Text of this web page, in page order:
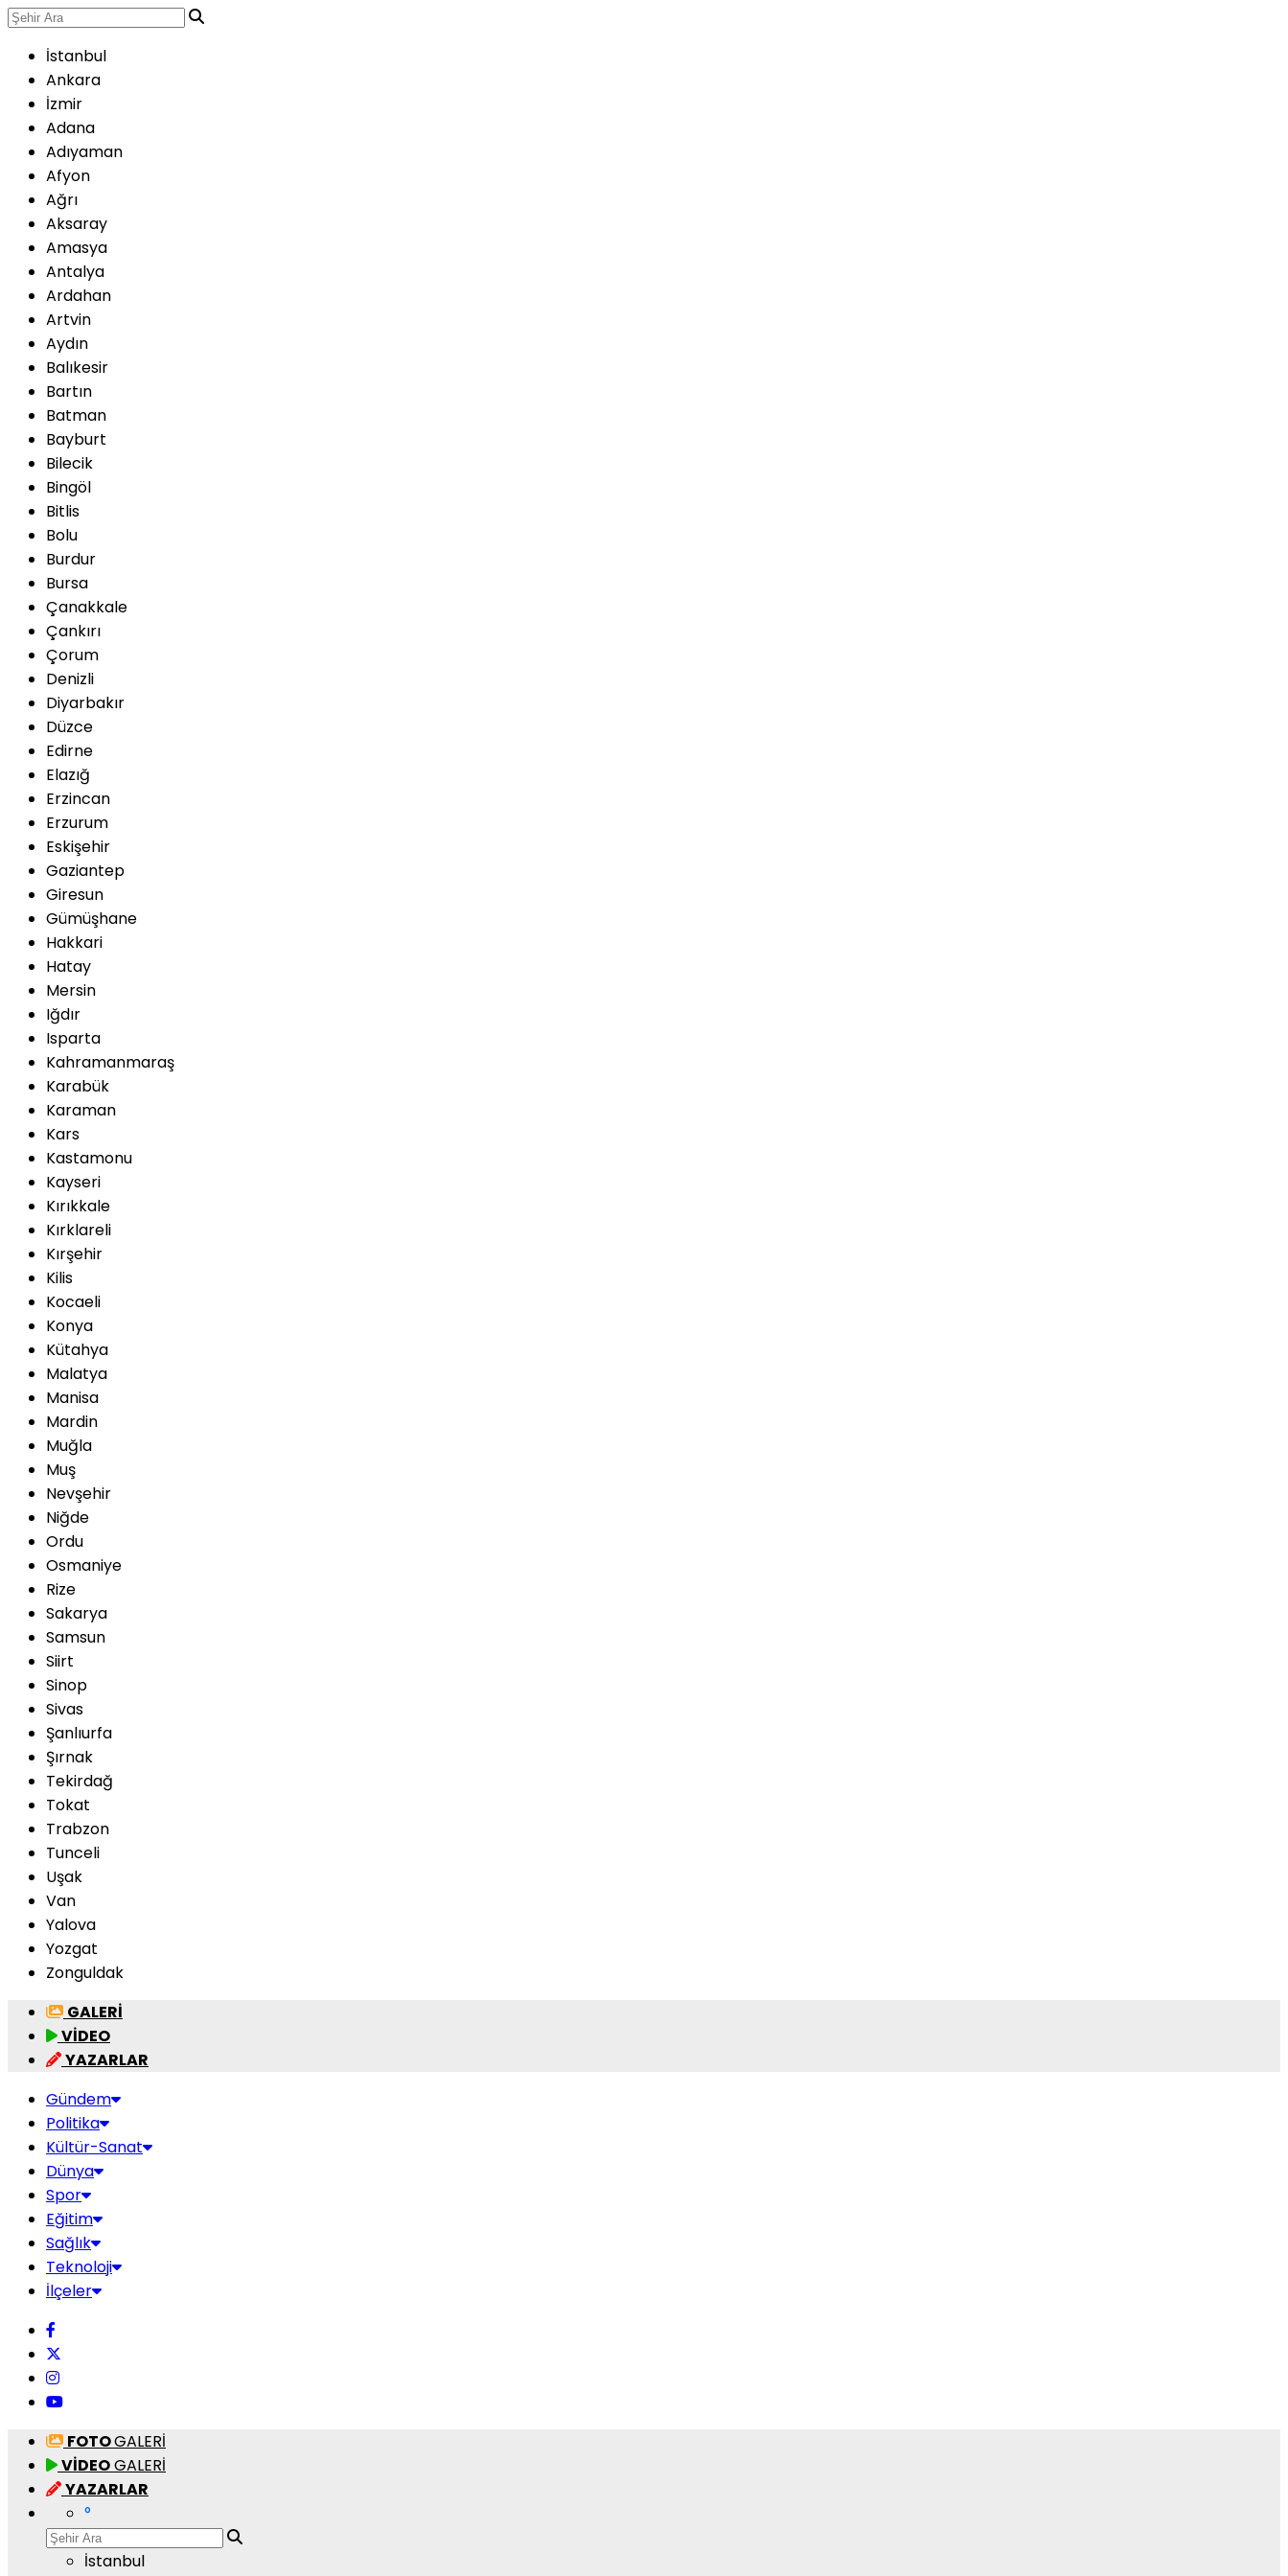
İstanbul
Ankara
İzmir
Adana
Adıyaman
Afyon
Ağrı
Aksaray
Amasya
Antalya
Ardahan
Artvin
Aydın
Balıkesir
Bartın
Batman
Bayburt
Bilecik
Bingöl
Bitlis
Bolu
Burdur
Bursa
Çanakkale
Çankırı
Çorum
Denizli
Diyarbakır
Düzce
Edirne
Elazığ
Erzincan
Erzurum
Eskişehir
Gaziantep
Giresun
Gümüşhane
Hakkari
Hatay
Mersin
Iğdır
Isparta
Kahramanmaraş
Karabük
Karaman
Kars
Kastamonu
Kayseri
Kırıkkale
Kırklareli
Kırşehir
Kilis
Kocaeli
Konya
Kütahya
Malatya
Manisa
Mardin
Muğla
Muş
Nevşehir
Niğde
Ordu
Osmaniye
Rize
Sakarya
Samsun
Siirt
Sinop
Sivas
Şanlıurfa
Şırnak
Tekirdağ
Tokat
Trabzon
Tunceli
Uşak
Van
Yalova
Yozgat
Zonguldak
GALERİ
VİDEO
YAZARLAR
Gündem
Politika
Kültür-Sanat
Dünya
Spor
Eğitim
Sağlık
Teknoloji
İlçeler
FOTOGALERİ
VİDEOGALERİ
YAZARLAR
°
İstanbul